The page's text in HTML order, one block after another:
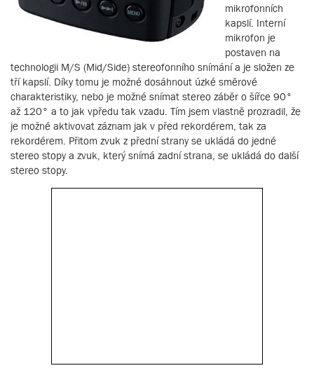
mikrofonních
kapslí. Interní
mikrofon je
postaven na
technologii M/S (Mid/Side) stereofonního snímání a je složen ze
tří kapslí. Díky tomu je možné dosáhnout úzké směrové
charakteristiky, nebo je možné snímat stereo záběr o šířce 90°
až 120° a to jak vpředu tak vzadu. Tím jsem vlastně prozradil, že
je možné aktivovat záznam jak v před rekordérem, tak za
rekordérem. Přitom zvuk z přední strany se ukládá do jedné
stereo stopy a zvuk, který snímá zadní strana, se ukládá do další
stereo stopy.